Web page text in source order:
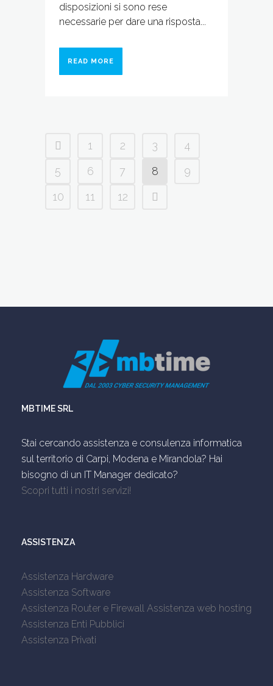
disposizioni si sono rese
necessarie per dare una risposta...
READ MORE
1 2 3
4
5
6 7 8
9
10
11 12
MBTIME SRL
Stai cercando assistenza e consulenza informatica
sul territorio di Carpi, Modena e Mirandola? Hai
bisogno di un IT Manager dedicato?
Scopri tutti i nostri servizi!
ASSISTENZA
Assistenza Hardware
Assistenza Software
Assistenza Router e Firewall Assistenza web hosting
Assistenza Enti Pubblici
Assistenza Privati